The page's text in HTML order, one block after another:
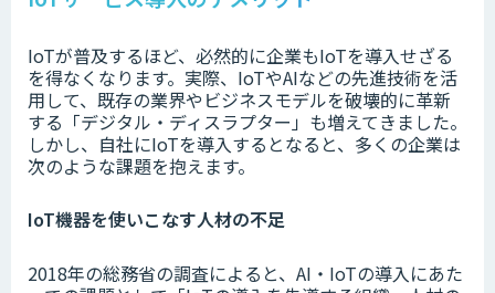
IoTが普及するほど、必然的に企業もIoTを導入せざる
を得なくなります。実際、IoTやAIなどの先進技術を活
用して、既存の業界やビジネスモデルを破壊的に革新
する「デジタル・ディスラプター」も増えてきました。
しかし、自社にIoTを導入するとなると、多くの企業は
次のような課題を抱えます。
IoT機器を使いこなす人材の不足
2018年の総務省の調査によると、AI・IoTの導入にあた